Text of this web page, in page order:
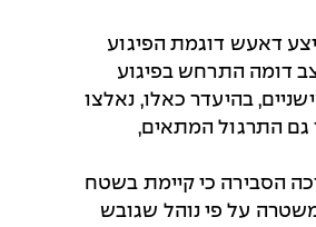
דאעש דוגמת הפיגוע
דומה התרחש בפיגוע
בהיעדר כאלו, נאלצו
גם התרגול המתאים,
הסבירה כי קיימת בשטח
המיידי, הורתה רה"מ בריטניה לפרוס מיידית 3,500 חיילים וכוחות משטרה על פי נוהל שגובש